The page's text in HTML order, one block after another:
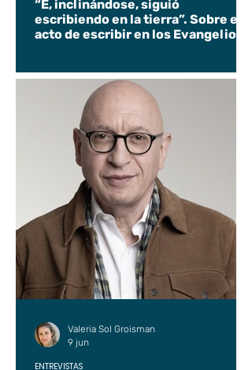
“E, inclinándose, siguió
escribiendo en la tierra”. Sobre el
acto de escribir en los Evangelios.
ENTREVISTAS
Valeria Sol Groisman
9 jun